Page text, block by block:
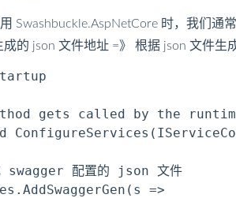
Swashbuckle.AspNetCore 时，我们
成的 json 文件地址 =》 根据 json 文件生
gets called by the
swagger 配置的 json 文件
=>